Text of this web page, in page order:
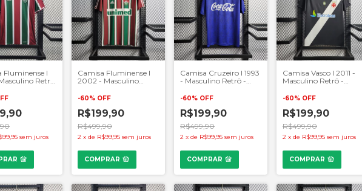
Fluminense I
Retrô
sem juros
Camisa Fluminense I
2002 - Masculino
-60% OFF
R$199,90
R$499,90
2 x de R$99,95 sem juros
COMPRAR
Camisa Cruzeiro I 1993
- Masculino Retrô -
-60% OFF
R$199,90
R$499,90
2 x de R$99,95 sem juros
COMPRAR
Camisa Vasco I 2011 -
Masculino Retrô -
-60% OFF
R$199,90
R$499,90
2 x de R$99,95 sem juros
COMPRAR